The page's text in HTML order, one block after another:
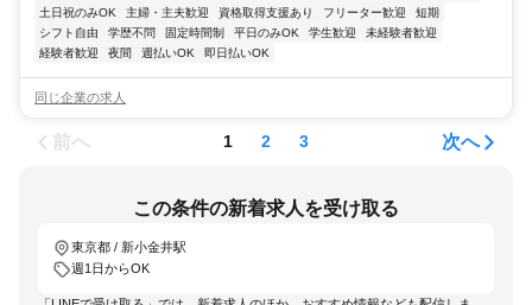
土日祝のみOK
主婦・主夫歓迎 資格取得支援あり フリーター歓迎
短期
シフト自由
学歴不問 固定時間制 平日のみOK 学生歓迎
未経験者歓迎
経験者歓迎
夜間 週払いOK 即日払いOK
同じ企業の求人
前へ 1 2 3 次へ
この条件の新着求人を受け取る
東京都 / 新小金井駅
週1日からOK